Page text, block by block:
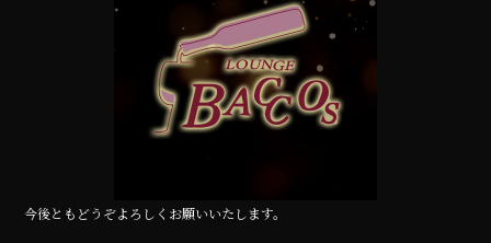
r
今後ともどうぞよろしくお願いいたします。